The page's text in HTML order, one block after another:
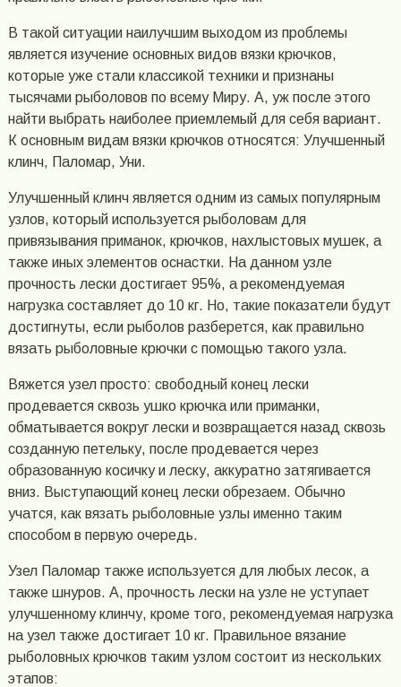
В такой ситуации наилучшим выходом из проблемы
является изучение основных видов вязки крючков,
которые уже стали классикой техники и признаны
тысячами рыболовов по всему Миру. А, уж после этого
найти выбрать наиболее приемлемый для себя вариант.
К основным видам вязки крючков относятся: Улучшенный
клинч, Паломар, Уни.
Улучшенный клинч является одним из самых популярным
узлов, который используется рыболовам для
привязывания приманок, крючков, нахлыстовых мушек, а
также иных элементов оснастки. На данном узле
прочность лески достигает 95%, а рекомендуемая
нагрузка составляет до 10 кг. Но, такие показатели будут
достигнуты, если рыболов разберется, как правильно
вязать рыболовные крючки с помощью такого узла.
Вяжется узел просто: свободный конец лески
продевается сквозь ушко крючка или приманки,
обматывается вокруг лески и возвращается назад сквозь
созданную петельку, после продевается через
образованную косичку и леску, аккуратно затягивается
вниз. Выступающий конец лески обрезаем. Обычно
учатся, как вязать рыболовные узлы именно таким
способом в первую очередь.
Узел Паломар также используется для любых лесок, а
также шнуров. А, прочность лески на узле не уступает
улучшенному клинчу, кроме того, рекомендуемая нагрузка
на узел также достигает 10 кг. Правильное вязание
рыболовных крючков таким узлом состоит из нескольких
этапов: